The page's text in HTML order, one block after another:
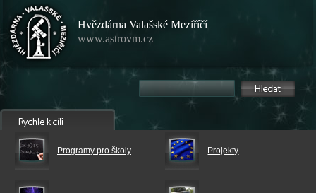
Hvězdárna Valašské Meziříčí
www.astrovm.cz
Programy pro školy Projekty